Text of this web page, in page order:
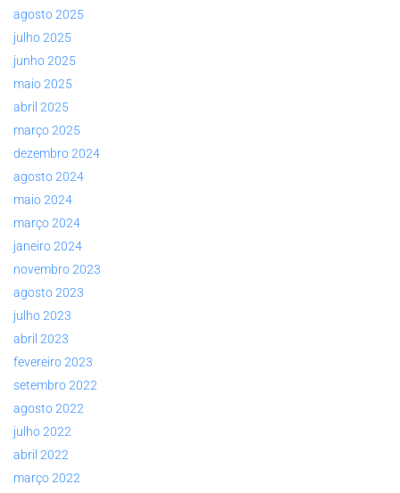
agosto 2025
julho 2025
junho 2025
maio 2025
abril 2025
março 2025
dezembro 2024
agosto 2024
maio 2024
março 2024
janeiro 2024
novembro 2023
agosto 2023
julho 2023
abril 2023
fevereiro 2023
setembro 2022
agosto 2022
julho 2022
abril 2022
março 2022